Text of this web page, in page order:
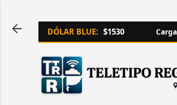
DÓLAR BLUE: $1530